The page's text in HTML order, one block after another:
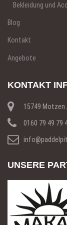
Bekleidung und
Blog
Kontakt
Angebote
KONTAKT
15749 Motzen
0160 79 49 79
UNSERE